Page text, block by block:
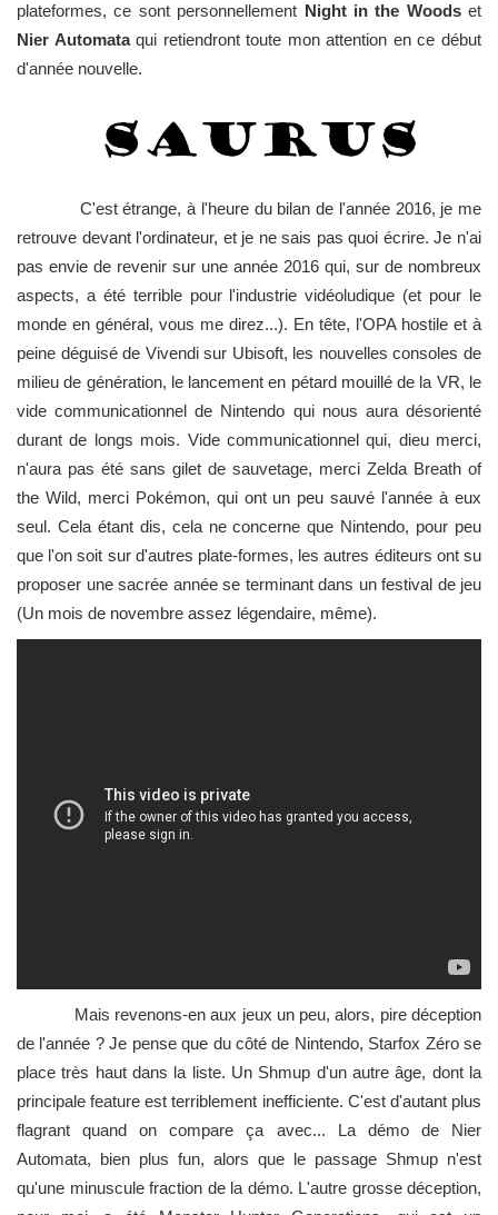
plateformes, ce sont personnellement Night in the Woodset
Nier Automataqui retiendront toute mon attention en ce début
d'année nouvelle.
C'est étrange, à l'heure du bilan de l'année 2016, je me
retrouve devant l'ordinateur, et je ne sais pas quoi écrire. Je n'ai
pas envie de revenir sur une année 2016 qui, sur de nombreux
aspects, a été terrible pour l'industrie vidéoludique (et pour le
monde en général, vous me direz...). En tête, l'OPA hostile et à
peine déguisé de Vivendi sur Ubisoft, les nouvelles consoles de
milieu de génération, le lancement en pétard mouillé de la VR, le
vide communicationnel de Nintendo qui nous aura désorienté
durant de longs mois. Vide communicationnel qui, dieu merci,
n'aura pas été sans gilet de sauvetage, merci Zelda Breath of
the Wild, merci Pokémon, qui ont un peu sauvé l'année à eux
seul. Cela étant dis, cela ne concerne que Nintendo, pour peu
que l'on soit sur d'autres plate-formes, les autres éditeurs ont su
proposer une sacrée année se terminant dans un festival de jeu
(Un mois de novembre assez légendaire, même).
Mais revenons-en aux jeux un peu, alors, pire déception
de l'année ? Je pense que du côté de Nintendo, Starfox Zéro se
place très haut dans la liste. Un Shmup d'un autre âge, dont la
principale feature est terriblement inefficiente. C'est d'autant plus
flagrant quand on compare ça avec... La démo de Nier
Automata, bien plus fun, alors que le passage Shmup n'est
qu'une minuscule fraction de la démo. L'autre grosse déception,